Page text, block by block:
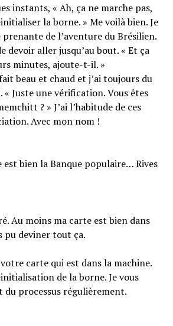
instants, « Ah, ça ne marche pas,
la borne. » Me voilà bien. Je
de l’aventure du Brésilien.
devoir aller jusqu’au bout. « Et ça
minutes, ajoute-t-il. »
beau et chaud et j’ai toujours du
Juste une vérification. Vous êtes
? » J’ai l’habitude de ces
Avec mon nom !
bien la Banque populaire… Rives
Au moins ma carte est bien dans
pu deviner tout ça.
carte qui est dans la machine.
de la borne. Je vous
du processus régulièrement.